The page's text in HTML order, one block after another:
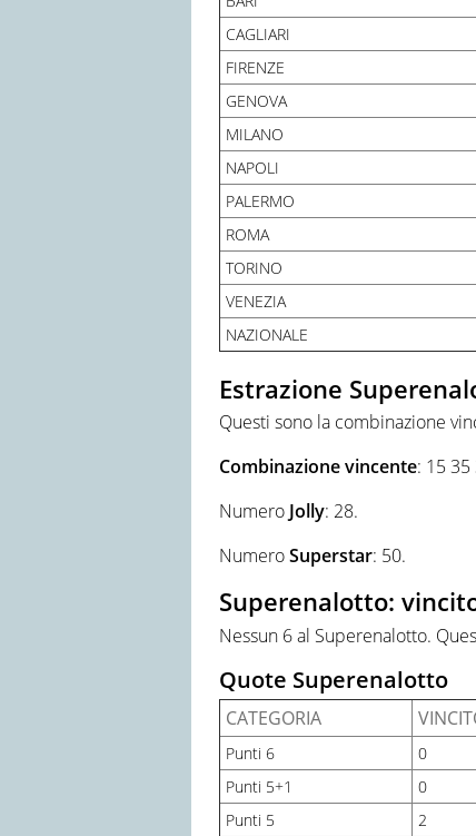
CAGLIARI
FIRENZE
GENOVA
MILANO
NAPOLI
PALERMO
ROMA
TORINO
VENEZIA
NAZIONALE
Estrazione
Questi sono la combinazione
Combinazionevincente: 15
Numero Jolly: 28.
NumeroSuperstar: 50.
Superenalotto:
Nessun 6 al Superenalotto.
Quote Superenalotto
CATEGORIA
Punti 6 0
Punti 5+1
0
Punti 5
2